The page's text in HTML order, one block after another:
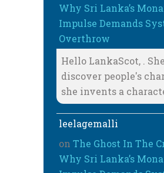
Why Sri Lanka’s
Impulse Demands
Overthrow
Hello LankaScot, .
discover people's
she invents a
leelagemalli
on The Ghost In The
Why Sri Lanka’s